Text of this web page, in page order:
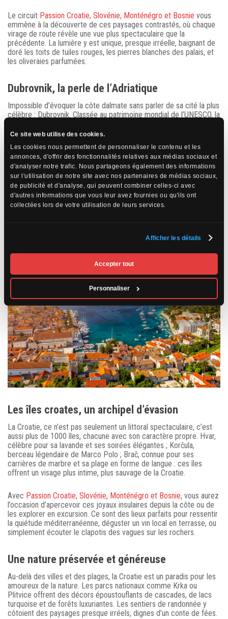
Ce site web utilise des cookies.
Les cookies nous permettent de personnaliser le contenu et les
annonces, d'offrir des fonctionnalités relatives aux médias sociaux et
d'analyser notre trafic. Nous partageons également des informations
sur l'utilisation de notre site avec nos partenaires de médias sociaux,
de publicité et d'analyse, qui peuvent combiner celles-ci avec
d'autres informations que vous leur avez fournies ou qu'ils ont
collectées lors de votre utilisation de leurs services.
Afficher les détails
Accepter tout
Personnaliser
Le circuit Passion Croatie, Slovénie, Monténégro et Bosnie vous
emmène à la découverte de ces paysages contrastés, où chaque
virage de route révèle une vue plus spectaculaire que la
précédente. La lumière y est unique, presque irréelle, baignant de
doré les toits de tuiles rouges, les pierres blanches des palais, et
les oliveraies parfumées.
Dubrovnik, la perle de l’Adriatique
Impossible d’évoquer la côte dalmate sans parler de sa cité la plus
célèbre : Dubrovnik. Classée au patrimoine mondial de l’UNESCO, la
architecture. Son front de mer est protégé par d’imposants
et escarpées racontent des siècles de commerce, de pouvoir et
de culture.
DansPassion Croatie, Slovénie, Monténégro et Bosnie , la visite de
Dubrovnik est un moment fort. Marcher sur les remparts au
coucher du soleil, admirer la mer qui s’étend à l’infini, puis se
Les îles croates, un archipel d’évasion
La Croatie, ce n’est pas seulement un littoral spectaculaire, c’est
aussi plus de 1000 îles, chacune avec son caractère propre. Hvar,
célèbre pour sa lavande et ses soirées élégantes ; Korčula,
berceau légendaire de Marco Polo ; Brač, connue pour ses
carrières de marbre et sa plage en forme de langue : ces îles
offrent un visage plus intime, plus sauvage de la Croatie.
Avec Passion Croatie, Slovénie, Monténégro et Bosnie, vous aurez
l’occasion d’apercevoir ces joyaux insulaires depuis la côte ou de
les explorer en excursion. Ce sont des lieux parfaits pour ressentir
la quiétude méditerranéenne, déguster un vin local en terrasse, ou
simplement écouter le clapotis des vagues sur les rochers.
Une nature préservée et généreuse
Au-delà des villes et des plages, la Croatie est un paradis pour les
amoureux de la nature. Les parcs nationaux comme Krka ou
Plitvice offrent des décors époustouflants de cascades, de lacs
turquoise et de forêts luxuriantes. Les sentiers de randonnée y
côtoient des paysages presque irréels, dignes d’un conte de fées.